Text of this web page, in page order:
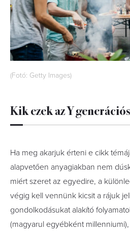
(Fotó: Getty Images)
Kik ezek az Y
Ha meg akarjuk érteni e cikk
alapvetően anyagiakban nem
miért szeret az egyedire, a
végig kell vennünk kicsit a rájuk
gondolkodásukat alakító
(magyarul egyébként